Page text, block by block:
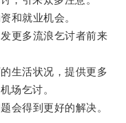
就业机会。
更多流浪乞讨者前来
生活状况，提供更多
场乞讨。
得到更好的解决。